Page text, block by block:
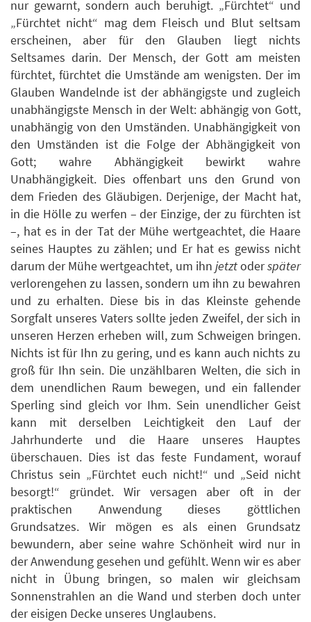
nur gewarnt, sondern auch beruhigt. „Fürchtet“ und
„Fürchtet nicht“ mag dem Fleisch und Blut seltsam
erscheinen, aber für den Glauben liegt nichts
Seltsames darin. Der Mensch, der Gott am meisten
fürchtet, fürchtet die Umstände am wenigsten. Der im
Glauben Wandelnde ist der abhängigste und zugleich
unabhängigste Mensch in der Welt: abhängig von Gott,
unabhängig von den Umständen. Unabhängigkeit von
den Umständen ist die Folge der Abhängigkeit von
Gott; wahre Abhängigkeit bewirkt wahre
Unabhängigkeit. Dies offenbart uns den Grund von
dem Frieden des Gläubigen. Derjenige, der Macht hat,
in die Hölle zu werfen – der Einzige, der zu fürchten ist
–, hat es in der Tat der Mühe wertgeachtet, die Haare
seines Hauptes zu zählen; und Er hat es gewiss nicht
darum der Mühe wertgeachtet, um ihn jetztoderspäter
verlorengehen zu lassen, sondern um ihn zu bewahren
und zu erhalten. Diese bis in das Kleinste gehende
Sorgfalt unseres Vaters sollte jeden Zweifel, der sich in
unseren Herzen erheben will, zum Schweigen bringen.
Nichts ist für Ihn zu gering, und es kann auch nichts zu
groß für Ihn sein. Die unzählbaren Welten, die sich in
dem unendlichen Raum bewegen, und ein fallender
Sperling sind gleich vor Ihm. Sein unendlicher Geist
kann mit derselben Leichtigkeit den Lauf der
Jahrhunderte und die Haare unseres Hauptes
überschauen. Dies ist das feste Fundament, worauf
Christus sein „Fürchtet euch nicht!“ und „Seid nicht
besorgt!“ gründet. Wir versagen aber oft in der
praktischen Anwendung dieses göttlichen
Grundsatzes. Wir mögen es als einen Grundsatz
bewundern, aber seine wahre Schönheit wird nur in
der Anwendung gesehen und gefühlt. Wenn wir es aber
nicht in Übung bringen, so malen wir gleichsam
Sonnenstrahlen an die Wand und sterben doch unter
der eisigen Decke unseres Unglaubens.